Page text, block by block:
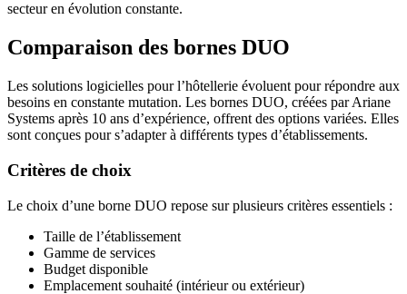
secteur en évolution constante.
Comparaison des bornes DUO
Les solutions logicielles pour l’hôtellerie évoluent pour répondre aux
besoins en constante mutation. Les bornes DUO, créées par Ariane
Systems après 10 ans d’expérience, offrent des options variées. Elles
sont conçues pour s’adapter à différents types d’établissements.
Critères de choix
Le choix d’une borne DUO repose sur plusieurs critères essentiels :
Taille de l’établissement
Gamme de services
Budget disponible
Emplacement souhaité (intérieur ou extérieur)